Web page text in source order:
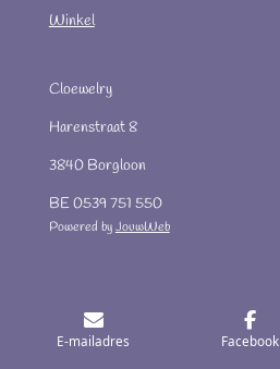
Winkel
Cloewelry
Harenstraat 8
3840 Borgloon
BE 0539 751 550
Powered byJouwWeb
E-mailadres Facebook